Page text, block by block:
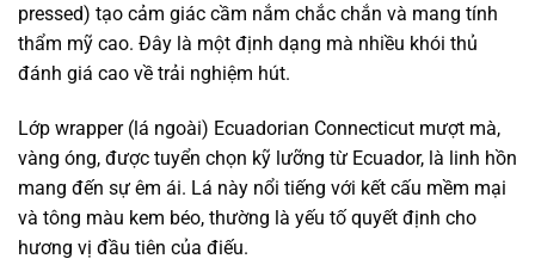
pressed) tạo cảm giác cầm nắm chắc chắn và mang tính
thẩm mỹ cao. Đây là một định dạng mà nhiều khói thủ
đánh giá cao về trải nghiệm hút.
Lớp wrapper (lá ngoài) Ecuadorian Connecticut mượt mà,
vàng óng, được tuyển chọn kỹ lưỡng từ Ecuador, là linh hồn
mang đến sự êm ái. Lá này nổi tiếng với kết cấu mềm mại
và tông màu kem béo, thường là yếu tố quyết định cho
hương vị đầu tiên của điếu.